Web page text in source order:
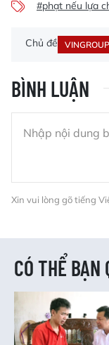
#phạt nếu lựa
Chủ đề VINGROUP
BÌNH LUẬN
Xin vui lòng gõ tiếng
CÓ THỂ BẠN